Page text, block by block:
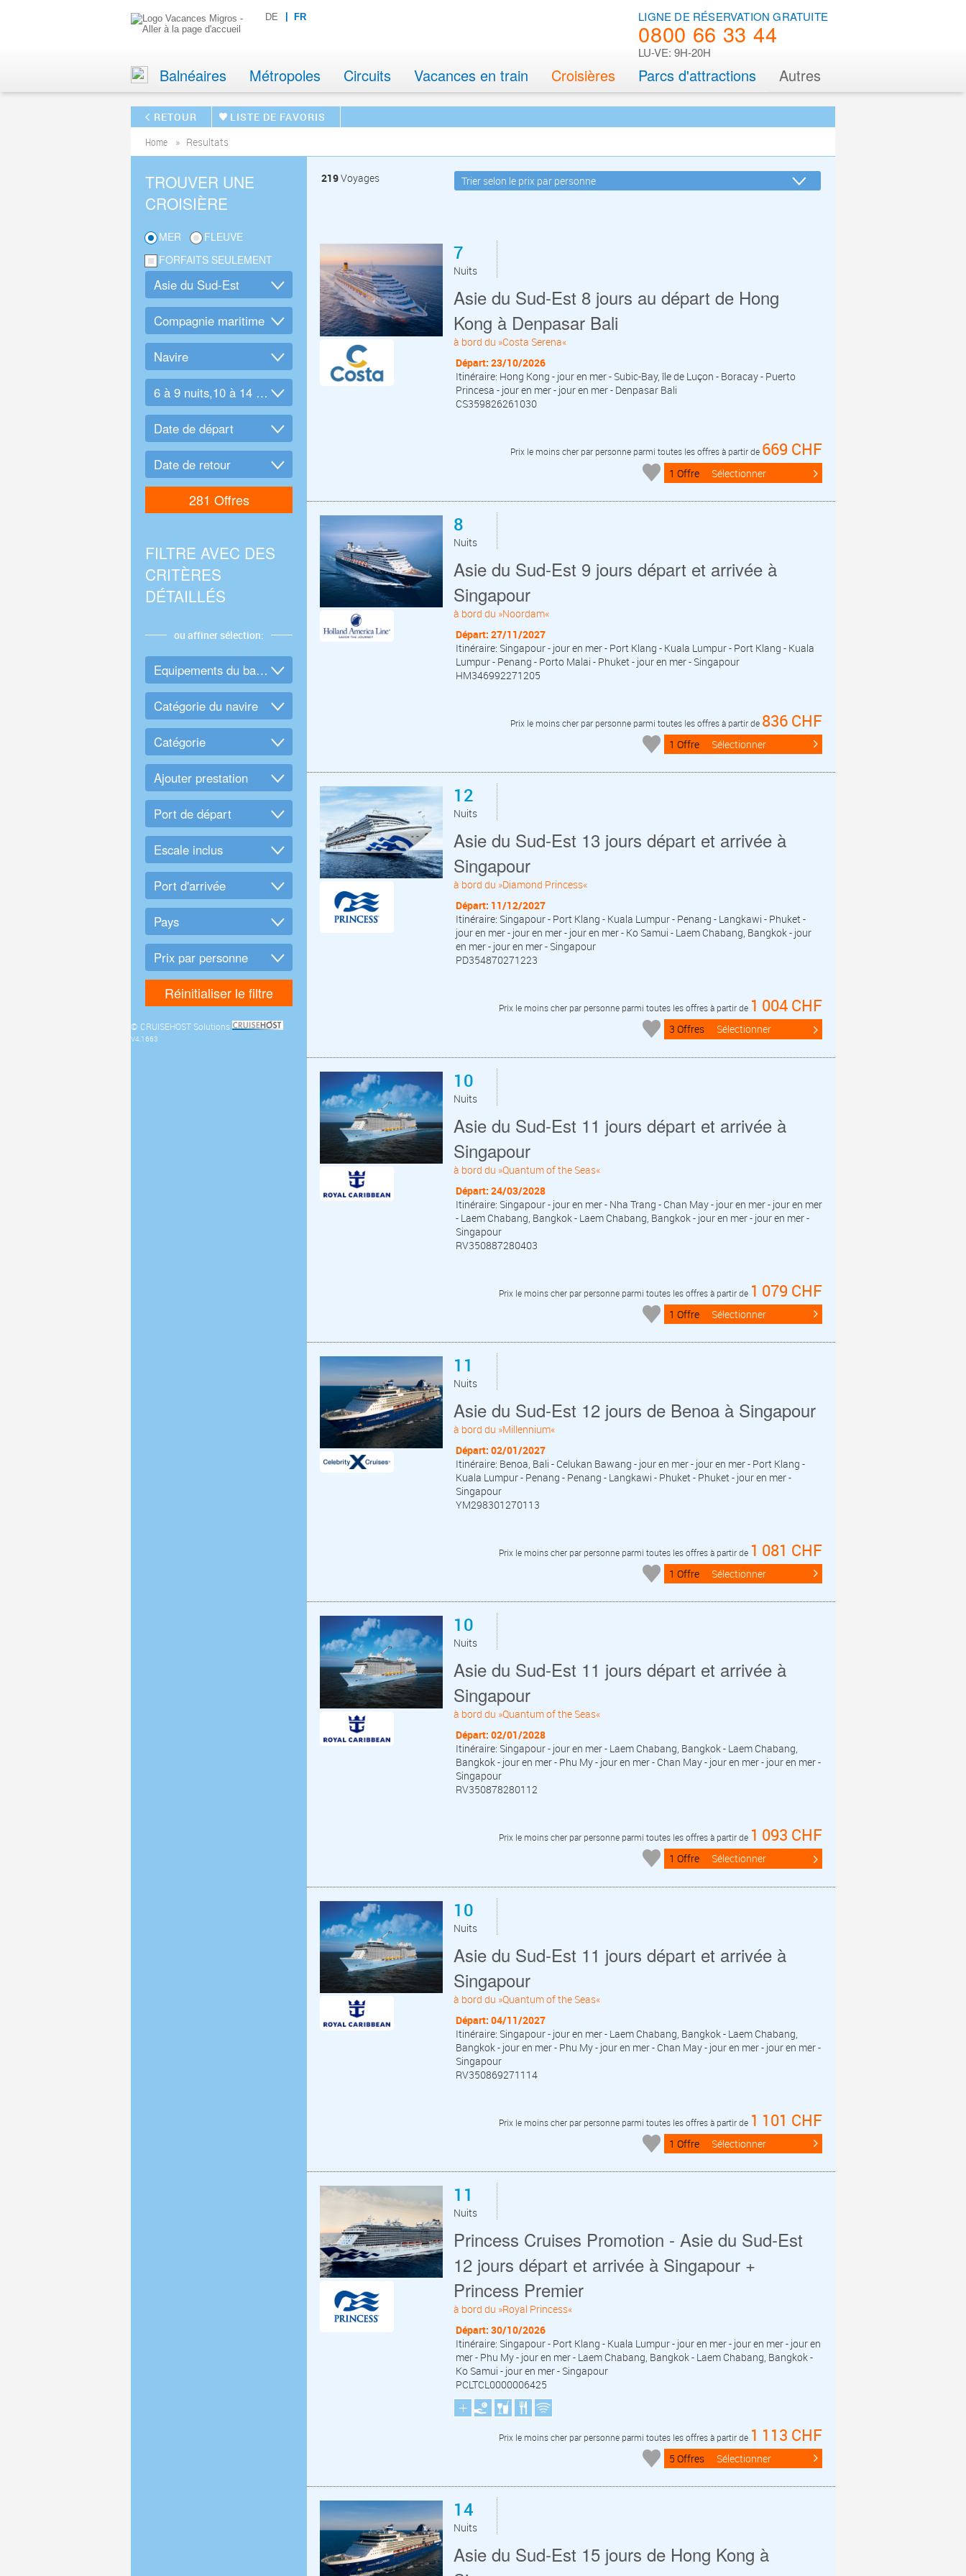
DE FR LIGNE DE RÉSERVATION GRATUITE
0800 66 33 44
LU-VE: 9H-20H
Balnéaires Métropoles Circuits Vacances en train Croisières Parcs d'attractions Autres
RETOUR
LISTE DE FAVORIS
Home
Resultats
TROUVER UNE
CROISIÈRE
MER
FLEUVE
FORFAITS SEULEMENT
FILTRE AVEC DES
CRITÈRES
DÉTAILLÉS
ou affiner sélection:
© CRUISEHOST Solutions
V4.1663
219Voyages
7
Nuits
Asie du Sud-Est 8 jours au départ de Hong
Kong à Denpasar Bali
à bord du »Costa Serena«
Départ: 23/10/2026
Itinéraire: Hong Kong - jour en mer - Subic-Bay, île de Luçon - Boracay - Puerto
Princesa - jour en mer - jour en mer - Denpasar Bali
CS359826261030
Prix le moins cher par personne parmi toutes les offres à partir de 669 CHF
1 Offre Sélectionner
8
Nuits
Asie du Sud-Est 9 jours départ et arrivée à
Singapour
à bord du »Noordam«
Départ: 27/11/2027
Itinéraire: Singapour - jour en mer - Port Klang - Kuala Lumpur - Port Klang - Kuala
Lumpur - Penang - Porto Malai - Phuket - jour en mer - Singapour
HM346992271205
Prix le moins cher par personne parmi toutes les offres à partir de 836 CHF
1 Offre Sélectionner
12
Nuits
Asie du Sud-Est 13 jours départ et arrivée à
Singapour
à bord du »Diamond Princess«
Départ: 11/12/2027
Itinéraire: Singapour - Port Klang - Kuala Lumpur - Penang - Langkawi - Phuket -
jour en mer - jour en mer - jour en mer - Ko Samui - Laem Chabang, Bangkok - jour
en mer - jour en mer - Singapour
PD354870271223
Prix le moins cher par personne parmi toutes les offres à partir de 1 004 CHF
3 Offres Sélectionner
10
Nuits
Asie du Sud-Est 11 jours départ et arrivée à
Singapour
à bord du »Quantum of the Seas«
Départ: 24/03/2028
Itinéraire: Singapour - jour en mer - Nha Trang - Chan May - jour en mer - jour en mer
- Laem Chabang, Bangkok - Laem Chabang, Bangkok - jour en mer - jour en mer -
Singapour
RV350887280403
Prix le moins cher par personne parmi toutes les offres à partir de 1 079 CHF
1 Offre Sélectionner
11
Nuits
Asie du Sud-Est 12 jours de Benoa à Singapour
à bord du »Millennium«
Départ: 02/01/2027
Itinéraire: Benoa, Bali - Celukan Bawang - jour en mer - jour en mer - Port Klang -
Kuala Lumpur - Penang - Penang - Langkawi - Phuket - Phuket - jour en mer -
Singapour
YM298301270113
Prix le moins cher par personne parmi toutes les offres à partir de 1 081 CHF
1 Offre Sélectionner
10
Nuits
Asie du Sud-Est 11 jours départ et arrivée à
Singapour
à bord du »Quantum of the Seas«
Départ: 02/01/2028
Itinéraire: Singapour - jour en mer - Laem Chabang, Bangkok - Laem Chabang,
Bangkok - jour en mer - Phu My - jour en mer - Chan May - jour en mer - jour en mer -
Singapour
RV350878280112
Prix le moins cher par personne parmi toutes les offres à partir de 1 093 CHF
1 Offre Sélectionner
10
Nuits
Asie du Sud-Est 11 jours départ et arrivée à
Singapour
à bord du »Quantum of the Seas«
Départ: 04/11/2027
Itinéraire: Singapour - jour en mer - Laem Chabang, Bangkok - Laem Chabang,
Bangkok - jour en mer - Phu My - jour en mer - Chan May - jour en mer - jour en mer -
Singapour
RV350869271114
Prix le moins cher par personne parmi toutes les offres à partir de 1 101 CHF
1 Offre Sélectionner
11
Nuits
Princess Cruises Promotion - Asie du Sud-Est
12 jours départ et arrivée à Singapour +
Princess Premier
à bord du »Royal Princess«
Départ: 30/10/2026
Itinéraire: Singapour - Port Klang - Kuala Lumpur - jour en mer - jour en mer - jour en
mer - Phu My - jour en mer - Laem Chabang, Bangkok - Laem Chabang, Bangkok -
Ko Samui - jour en mer - Singapour
PCLTCL0000006425
Prix le moins cher par personne parmi toutes les offres à partir de 1 113 CHF
5 Offres Sélectionner
14
Nuits
Asie du Sud-Est 15 jours de Hong Kong à